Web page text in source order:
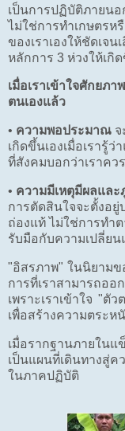
เป็นการปฏิบัติภายน
ไม่ใช่การทำเกษตร
ของเราเองให้ชัดเจ
หลักการ 3 ห่วงให้เกิ
เมื่อเราเข้าใจศักยภ
ตนเองแล้ว
• ความพอประมาณ
เกิดขึ้นเองเมื่อเรารู้
ที่สังคมบอกว่าเราคว
• ความมีเหตุมีผลแล
การตัดสินใจจะตั้งอยู่
ถ่องแท้ ไม่ใช่การทำ
รับมือกับความเปลี่ยน
"อิสรภาพ" ในนิยามข
การที่เราสามารถออ
เพราะเราเข้าใจ "ตั
เพื่อสร้างความตระห
เมื่อรากฐานภายใน
เป็นแผนที่เดินทางสู่
ในภาคปฏิบัติ